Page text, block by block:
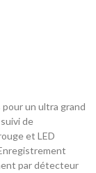
pour un ultra grand
de
et LED
par détecteur